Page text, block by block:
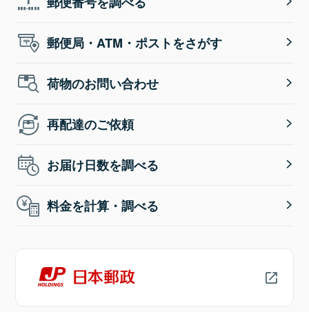
郵便局・ATM・ポストをさがす
荷物のお問い合わせ
再配達のご依頼
お届け日数を調べる
料金を計算・調べる